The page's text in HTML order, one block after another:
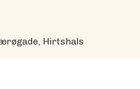
Hirtshals